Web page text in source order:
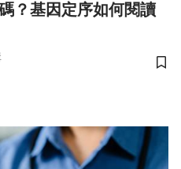
？基因定序如何閱讀
儲